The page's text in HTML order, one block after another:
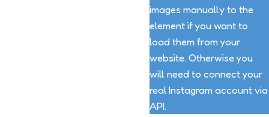
images manually to the
element if you want to
load them from your
website. Otherwise you
will need to connect your
real Instagram account via
API.